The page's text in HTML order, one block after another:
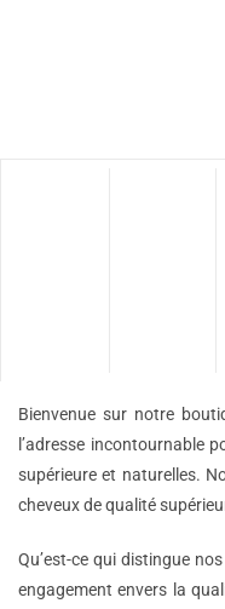
Bienvenue sur notre
l’adresse incontournable
supérieure et naturelles.
cheveux de qualité
Qu’est-ce qui distingue nos
engagement envers la